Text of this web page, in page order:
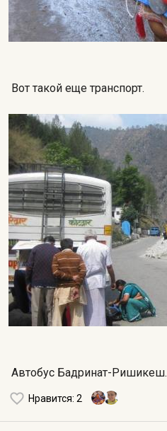
Вот такой еще транспорт.
Автобус Бадринат-Ришикеш.
Нравится: 2